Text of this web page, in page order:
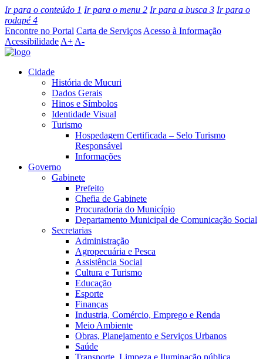
Ir para o conteúdo 1 Ir para o menu 2 Ir para a busca 3 Ir para o
rodapé4
Encontre no Portal Carta de Serviços Acesso à Informação
Acessibilidade A+ A-
Cidade
História de Mucuri
Dados Gerais
Hinos e Símbolos
Identidade Visual
Turismo
Hospedagem Certificada – Selo Turismo
Responsável
Informações
Governo
Gabinete
Prefeito
Chefia de Gabinete
Procuradoria do Município
Departamento Municipal de Comunicação Social
Secretarias
Administração
Agropecuária e Pesca
Assistência Social
Cultura e Turismo
Educação
Esporte
Finanças
Industria, Comércio, Emprego e Renda
Meio Ambiente
Obras, Planejamento e Serviços Urbanos
Saúde
Transporte, Limpeza e Iluminação pública